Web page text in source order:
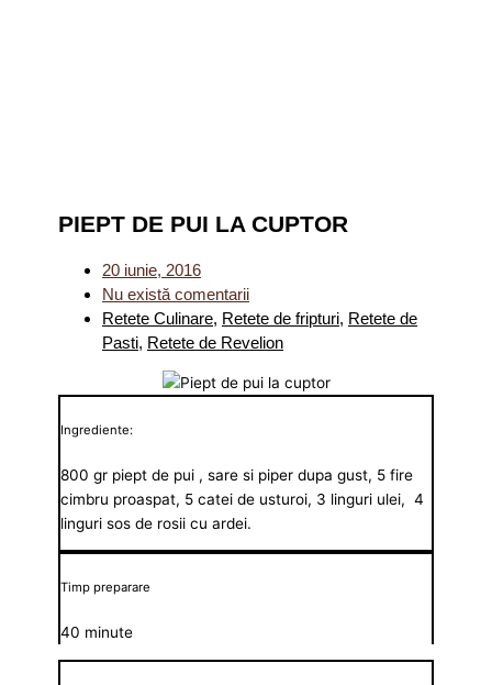
PIEPT DE PUI LA CUPTOR
20 iunie, 2016
Nu există comentarii
Retete Culinare, Retete de fripturi, Retete de
Pasti, Retete de Revelion
Ingrediente:
800 gr piept de pui , sare si piper dupa gust, 5 fire
cimbru proaspat, 5 catei de usturoi, 3 linguri ulei, 4
linguri sos de rosii cu ardei.
Timp preparare
40 minute